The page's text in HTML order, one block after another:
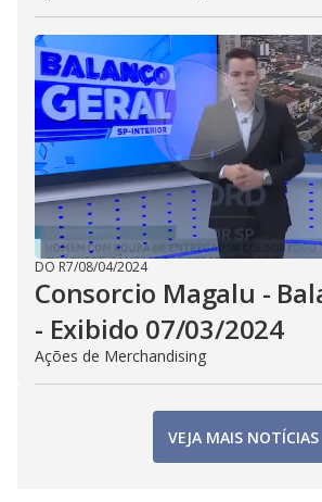
DO R7/08/04/2024
Consorcio Magalu -
- Exibido 07/03/2024
Ações de Merchandising
VEJA MAIS NOTÍCIAS